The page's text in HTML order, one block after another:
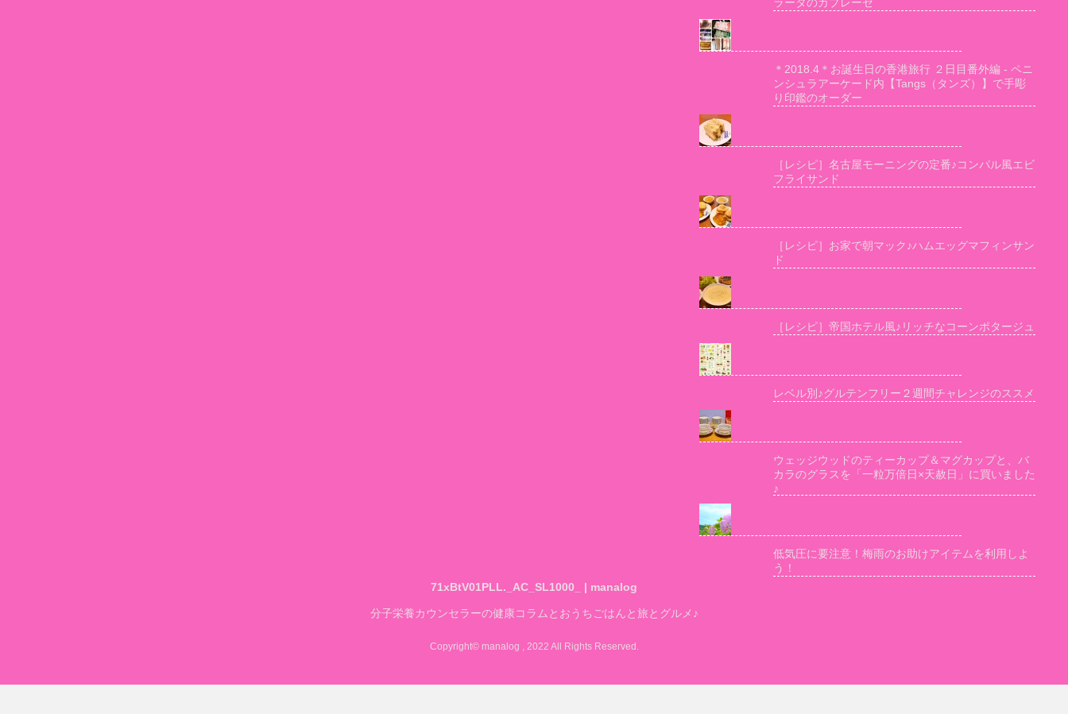
＊2018.4＊お誕生日の香港旅行 ２日目番外編 - ペニ
ンシュラアーケード内【Tangs（タンズ）】で手彫
り印鑑のオーダー
［レシピ］名古屋モーニングの定番♪コンパル風エビ
フライサンド
［レシピ］お家で朝マック♪ハムエッグマフィンサン
ド
［レシピ］帝国ホテル風♪リッチなコーンポタージュ
レベル別♪グルテンフリー２週間チャレンジのススメ
ウェッジウッドのティーカップ＆マグカップと、バ
カラのグラスを「一粒万倍日×天赦日」に買いました
♪
低気圧に要注意！梅雨のお助けアイテムを利用しよ
う！
71xBtV01PLL._AC_SL1000_ | manalog
分子栄養カウンセラーの健康コラムとおうちごはんと旅とグルメ♪
Copyright© manalog , 2022 All Rights Reserved.